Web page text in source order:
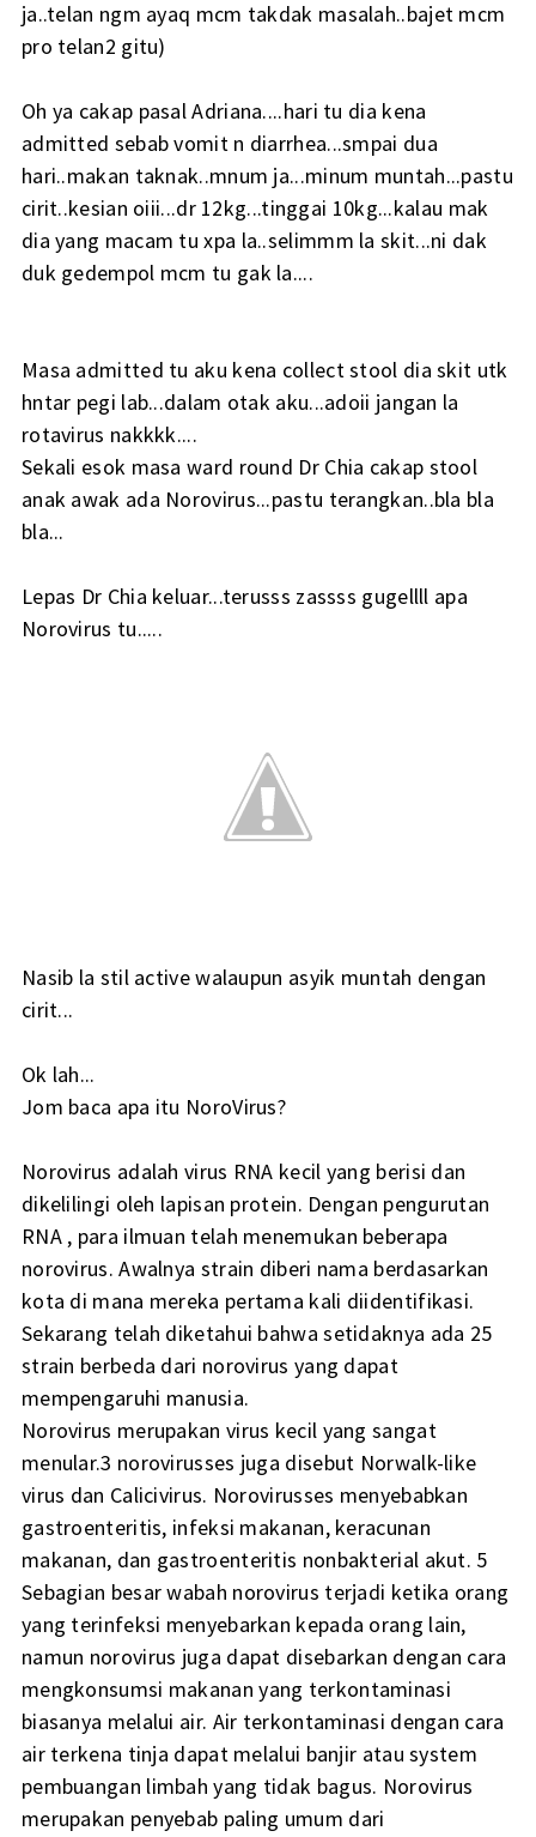
ja..telan ngm ayaq mcm takdak masalah..bajet mcm
pro telan2 gitu)
Oh ya cakap pasal Adriana....hari tu dia kena
admitted sebab vomit n diarrhea...smpai dua
hari..makan taknak..mnum ja...minum muntah...pastu
cirit..kesian oiii...dr 12kg...tinggai 10kg...kalau mak
dia yang macam tu xpa la..selimmm la skit...ni dak
duk gedempol mcm tu gak la....
Masa admitted tu aku kena collect stool dia skit utk
hntar pegi lab...dalam otak aku...adoii jangan la
rotavirus nakkkk....
Sekali esok masa ward round Dr Chia cakap stool
anak awak ada Norovirus...pastu terangkan..bla bla
bla...
Lepas Dr Chia keluar...terusss zassss gugellll apa
Norovirus tu.....
Nasib la stil active walaupun asyik muntah dengan
cirit...
Ok lah...
Jom baca apa itu NoroVirus?
Norovirus adalah virus RNA kecil yang berisi dan
dikelilingi oleh lapisan protein. Dengan pengurutan
RNA , para ilmuan telah menemukan beberapa
norovirus. Awalnya strain diberi nama berdasarkan
kota di mana mereka pertama kali diidentifikasi.
Sekarang telah diketahui bahwa setidaknya ada 25
strain berbeda dari norovirus yang dapat
mempengaruhi manusia.
Norovirus merupakan virus kecil yang sangat
menular.3 norovirusses juga disebut Norwalk-like
virus dan Calicivirus. Norovirusses menyebabkan
gastroenteritis, infeksi makanan, keracunan
makanan, dan gastroenteritis nonbakterial akut. 5
Sebagian besar wabah norovirus terjadi ketika orang
yang terinfeksi menyebarkan kepada orang lain,
namun norovirus juga dapat disebarkan dengan cara
mengkonsumsi makanan yang terkontaminasi
biasanya melalui air. Air terkontaminasi dengan cara
air terkena tinja dapat melalui banjir atau system
pembuangan limbah yang tidak bagus. Norovirus
merupakan penyebab paling umum dari